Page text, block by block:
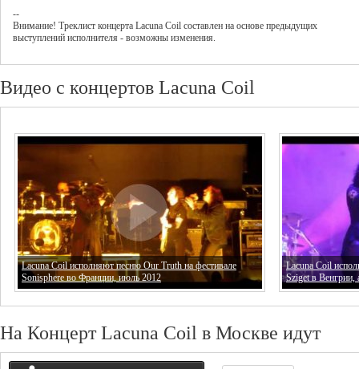
--
Внимание! Треклист концерта Lacuna Coil составлен на основе предыдущих
выступлений исполнителя - возможны изменения.
Видео с концертов Lacuna Coil
Lacuna Coil исполняют песню Our Truth на фестивале
Sonisphere во Франции, июль 2012
Lacuna Coil
Sziget в Венгрии,
На Концерт Lacuna Coil в Москве идут